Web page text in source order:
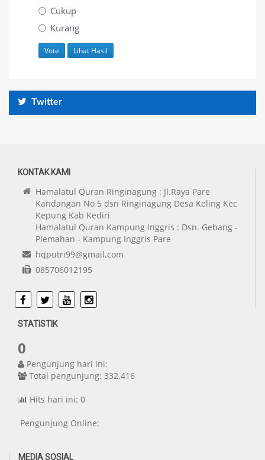
Cukup
Kurang
Twitter
KONTAK KAMI
Hamalatul Quran Ringinagung : Jl.Raya Pare
Kandangan No 5 dsn Ringinagung Desa Keling Kec
Kepung Kab Kediri
Hamalatul Quran Kampung Inggris : Dsn. Gebang -
Plemahan - Kampung Inggris Pare
hqputri99@gmail.com
085706012195
Facebook
TwitterYoutubeInstagram
STATISTIK
0
Pengunjung hari ini:
Total pengunjung: 332.416
Hits hari ini: 0
Pengunjung Online:
MEDIA SOSIAL